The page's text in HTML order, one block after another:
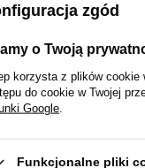
Co
Najtańszą
Ponieważ
zgód
o Twoją
korzysta z plików cookie
do cookie w Twojej
Google
Funkcjonalne pliki